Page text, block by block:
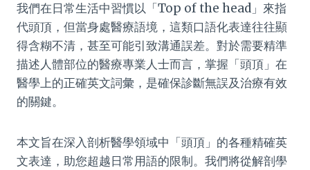
我們在日常生活中習慣以「Top of the head」來指
代頭頂，但當身處醫療語境，這類口語化表達往往顯
得含糊不清，甚至可能引致溝通誤差。對於需要精準
描述人體部位的醫療專業人士而言，掌握「頭頂」在
醫學上的正確英文詞彙，是確保診斷無誤及治療有效
的關鍵。
本文旨在深入剖析醫學領域中「頭頂」的各種精確英
文表達，助您超越日常用語的限制。我們將從解剖學